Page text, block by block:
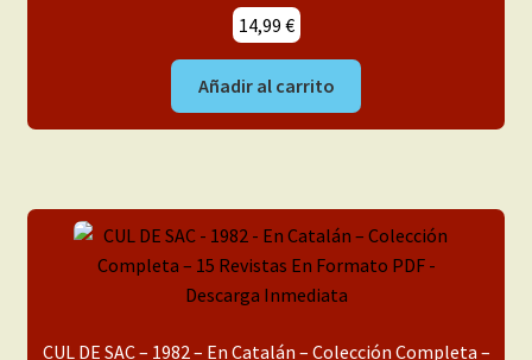
14,99 €
Añadir al carrito
CUL DE SAC – 1982 – En Catalán – Colección Completa –